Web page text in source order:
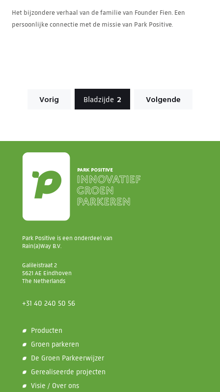
Het bijzondere verhaal van de familie van Founder Fien. Een
persoonlijke connectie met de missie van Park Positive.
Berichten
paginering
Vorig Bladzijde 2 Volgende
Park Positive is een onderdeel van
Rain(a)Way B.V.
Galileistraat 2
5621 AE Eindhoven
The Netherlands
+31 40 240 50 56
Producten
Groen parkeren
De Groen Parkeerwijzer
Gerealiseerde projecten
Visie / Over ons